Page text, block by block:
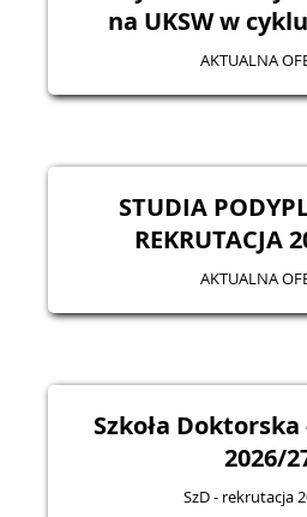
na UKSW w
AKTUALNA
STUDIA
REKRUTACJA
AKTUALNA
Szkoła
2026/
SzD - rekrutacja